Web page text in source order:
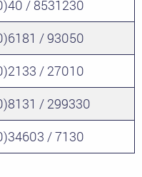
/ 8531230
/ 93050
/ 27010
/ 299330
/ 7130